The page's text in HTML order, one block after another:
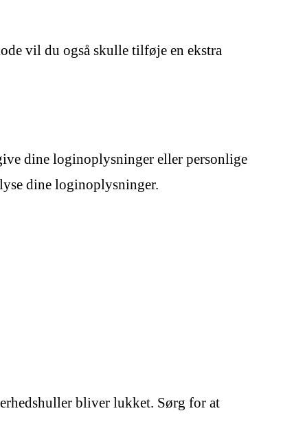
vil du også skulle tilføje en ekstra
dine loginoplysninger eller personlige
dine loginoplysninger.
bliver lukket. Sørg for at